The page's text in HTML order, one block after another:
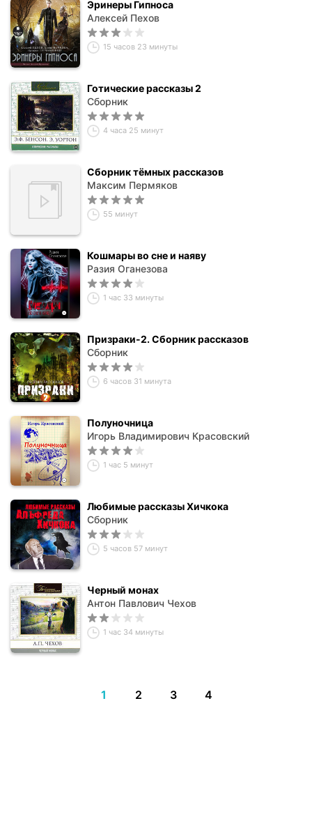
Эринеры Гипноса
Алексей Пехов
15 часов 23 минуты
Готические рассказы 2
Сборник
4 часа 25 минут
Сборник тёмных рассказов
Максим Пермяков
55 минут
Кошмары во сне и наяву
Разия Оганезова
1 час 33 минуты
Призраки-2. Сборник рассказов
Сборник
6 часов 31 минута
Полуночница
Игорь Владимирович Красовский
1 час 5 минут
Любимые рассказы Хичкока
Сборник
5 часов 57 минут
Черный монах
Антон Павлович Чехов
1 час 34 минуты
1 2 3 4